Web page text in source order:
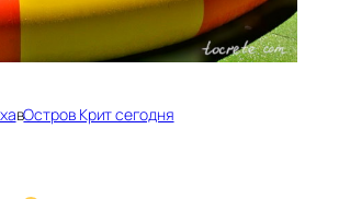
вОстров Крит сегодня